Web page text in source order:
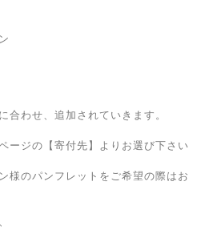
合わせ、追加されていきます。
ージの【寄付先】よりお選び下さい
様のパンフレットをご希望の際はお